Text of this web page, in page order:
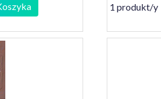
1 produkt/y